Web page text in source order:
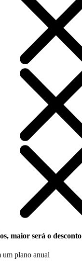
maior será o desconto
plano anual